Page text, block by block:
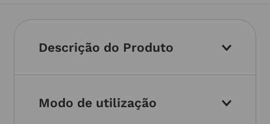
Descrição do Produto
Modo de utilização